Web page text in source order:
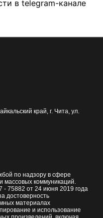
в telegram-канале
край, г. Чита, ул.
по надзору в сфере
массовых коммуникаций.
75882 от 24 июня 2019 года
достоверность
материалах
и использование